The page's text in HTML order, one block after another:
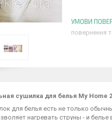
повернення
сушилка для белья My Home
для белья есть не только
нагревать струны - и